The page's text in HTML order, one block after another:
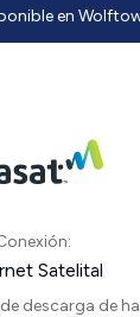
en
Satelital
descarga de